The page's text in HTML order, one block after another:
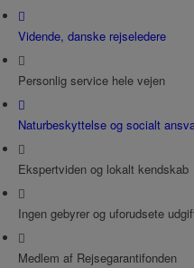
Vidende, danske rejseledere
Personlig service hele vejen
Naturbeskyttelse og socialt
Ekspertviden og lokalt kendskab
Ingen gebyrer og uforudsete
Medlem af Rejsegarantifonden